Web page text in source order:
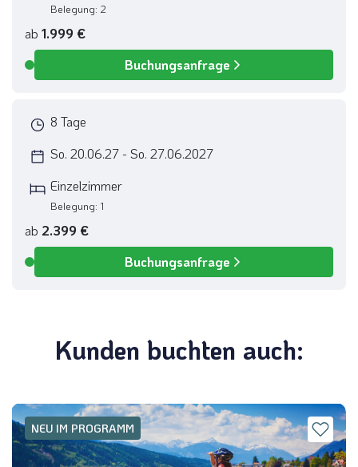
Bratislava in der Slowakei
Belegung: 2
ab 1.999 €
Verfügbar
Buchungsanfrage
8 Tage
So. 20.06.27 - So. 27.06.2027
Einzelzimmer
Belegung: 1
ab 2.399 €
Verfügbar
Buchungsanfrage
Kunden buchten auch:
NEU IM PROGRAMM